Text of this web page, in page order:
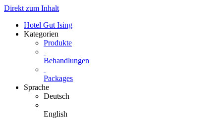
Direkt zum Inhalt
Hotel Gut Ising
Kategorien
Produkte
Behandlungen
Packages
Sprache
Deutsch
English